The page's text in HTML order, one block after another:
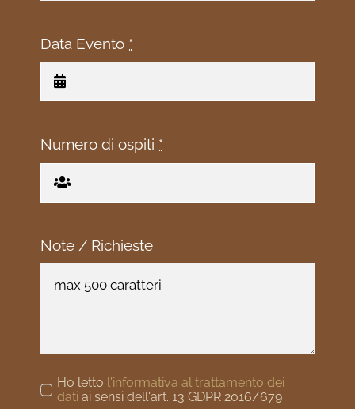
Data Evento *
Numero di ospiti *
Note / Richieste
Ho letto l'informativa al trattamento dei
dati ai sensi dell'art. 13 GDPR 2016/679